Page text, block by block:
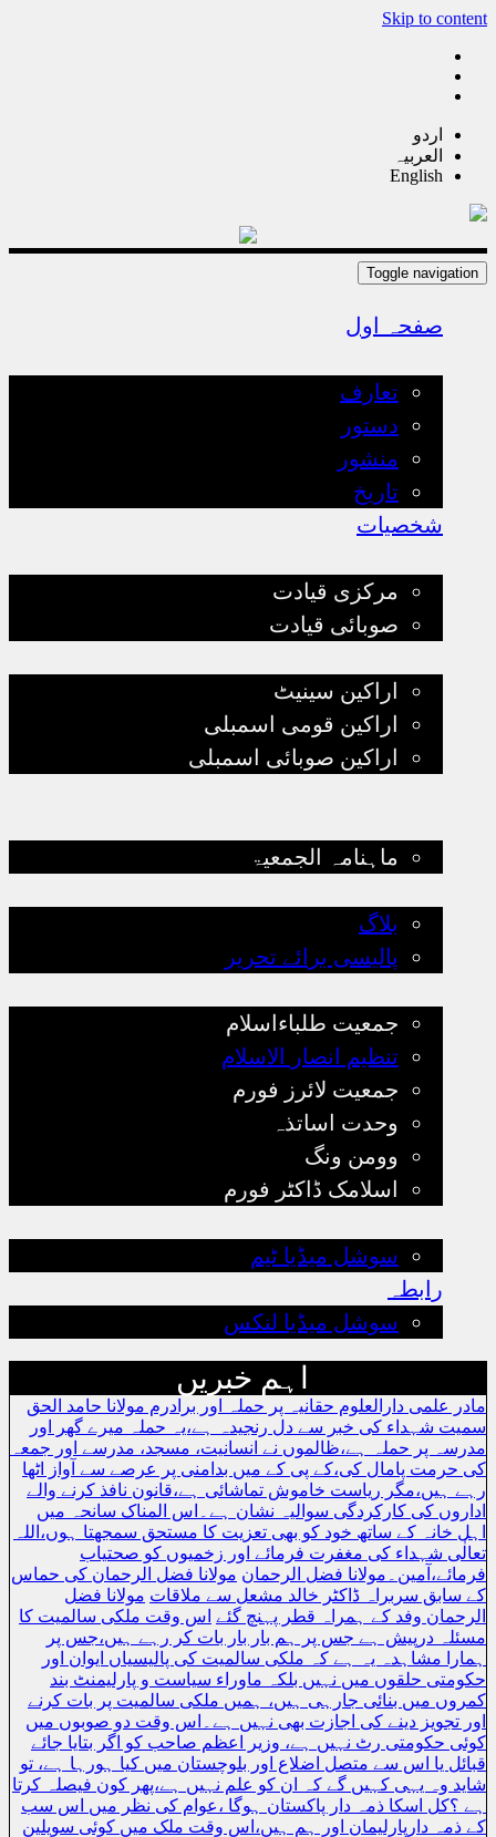
Skip to content
اردو
العربیہ
English
Toggle navigation
صفحہ اول
تعارف
دستور
منشور
تاریخ
شخصیات
مرکزی قیادت
صوبائی قیادت
اراکین سینیٹ
اراکین قومی اسمبلی
اراکین صوبائی اسمبلی
ماہنامہ الجمعیۃ
بلاگ
پالیسی برائے تحریر
جمعیت طلباءاسلام
تنظیم انصار الاسلام
جمعیت لائرز فورم
وحدت اساتذہ
وومن ونگ
اسلامک ڈاکٹر فورم
سوشل میڈیا ٹیم
رابطہ
سوشل میڈیا لنکس
اہم خبریں
مادر علمی دارالعلوم حقانیہ پر حملہ اور برادرم مولانا حامد الحق
سمیت شہداء کی خبر سے دل رنجیدہ ہے،یہ حملہ میرے گھر اور
مدرسہ پر حملہ ہے،ظالموں نے انسانیت، مسجد، مدرسے اور جمعہ
کی حرمت پامال کی،کے پی کے میں بدامنی پر عرصے سے آواز اٹھا
رہے ہیں،مگر ریاست خاموش تماشائی ہے،قانون نافذ کرنے والے
اداروں کی کارکردگی سوالیہ نشان ہے۔اس المناک سانحہ میں
اہل خانہ کے ساتھ خود کو بھی تعزیت کا مستحق سمجھتا ہوں،اللہ
تعالٰی شہداء کی مغفرت فرمائے اور زخمیوں کو صحتیاب
فرمائے،آمین۔مولانا فضل الرحمان مولانا فضل الرحمان کی حماس
کے سابق سربراہ ڈاکٹر خالد مشعل سے ملاقات مولانا فضل
الرحمان وفد کے ہمراہ قطر پہنچ گئے اس وقت ملکی سالمیت کا
مسئلہ درپیش ہے جس پر ہم بار بار بات کر رہے ہیں،جس پر
ہمارا مشاہدہ یہ ہے کہ ملکی سالمیت کی پالیسیاں ایوان اور
حکومتی حلقوں میں نہیں بلکہ ماوراء سیاست و پارلیمنٹ بند
کمروں میں بنائی جارہی ہیں، ہمیں ملکی سالمیت پر بات کرنے
اور تجویز دینے کی اجازت بھی نہیں ہے۔اس وقت دو صوبوں میں
کوئی حکومتی رٹ نہیں ہے، وزیر اعظم صاحب کو اگر بتایا جائے
قبائل یا اس سے متصل اضلاع اور بلوچستان میں کیا ہورہا ہے، تو
شاید وہ یہی کہیں گے کہ ان کو علم نہیں ہے،پھر کون فیصلہ کرتا
ہے ؟کل اسکا ذمہ دار پاکستان ہوگا ،عوام کی نظر میں اس سب
کے ذمہ دارپارلیمان اور ہم ہیں،اس وقت ملک میں کوئی سویلین